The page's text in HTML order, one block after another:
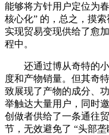
能够将方针用户定位为
核心化” 的，总之，摸
实现贸易变现供给了愈
程中。
还通过博从奇特的小
度和产物销量。但其奇
致展现了产物的成分、
举触达大量用户，同时
创做者供给了一条通往
节，无效避免了 “头部